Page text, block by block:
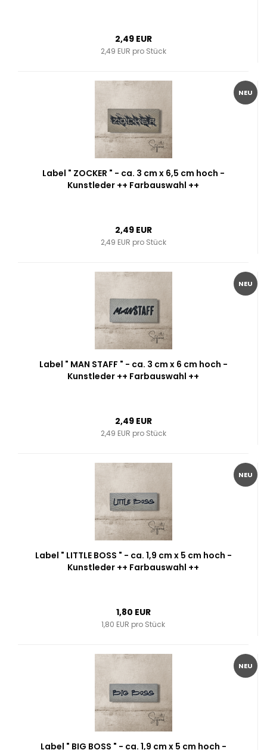
2,49 EUR
2,49 EUR pro Stück
NEU
Label " ZOCKER " - ca. 3 cm x 6,5 cm hoch -
Kunstleder ++ Farbauswahl ++
2,49 EUR
2,49 EUR pro Stück
NEU
Label " MAN STAFF " - ca. 3 cm x 6 cm hoch -
Kunstleder ++ Farbauswahl ++
2,49 EUR
2,49 EUR pro Stück
NEU
Label " LITTLE BOSS " - ca. 1,9 cm x 5 cm hoch -
Kunstleder ++ Farbauswahl ++
1,80 EUR
1,80 EUR pro Stück
NEU
Label " BIG BOSS " - ca. 1,9 cm x 5 cm hoch -